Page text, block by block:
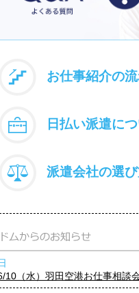
お仕事紹介の
日払い派遣に
派遣会社の選
10（水）羽田空港お仕事相談